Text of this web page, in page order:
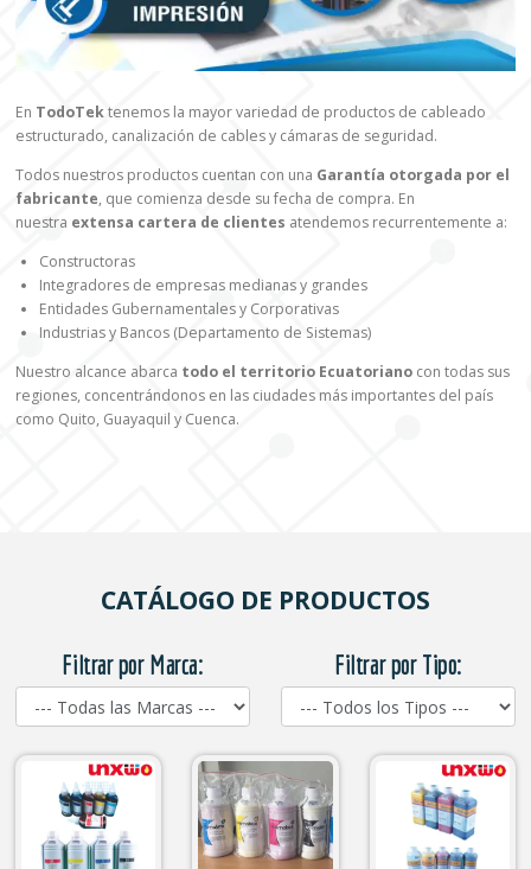
En TodoTektenemos la mayor variedad de productos de cableado
estructurado, canalización de cables y cámaras de seguridad.
Todos nuestros productos cuentan con una Garantía otorgada por el
fabricante, que comienza desde su fecha de compra. En
nuestra extensa cartera de clientes atendemos recurrentemente a:
Constructoras
Integradores de empresas medianas y grandes
Entidades Gubernamentales y Corporativas
Industrias y Bancos (Departamento de Sistemas)
Nuestro alcance abarca todo el territorio Ecuatoriano con todas sus
regiones, concentrándonos en las ciudades más importantes del país
como Quito, Guayaquil y Cuenca.
CATÁLOGO DE PRODUCTOS
Filtrar por Marca: Filtrar por Tipo: